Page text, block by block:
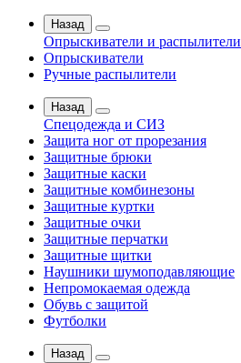
Назад
Опрыскиватели и распылители
Опрыскиватели
Ручные распылители
Назад
Спецодежда и СИЗ
Защита ног от прорезания
Защитные брюки
Защитные каски
Защитные комбинезоны
Защитные куртки
Защитные очки
Защитные перчатки
Защитные щитки
Наушники шумоподавляющие
Непромокаемая одежда
Обувь с защитой
Футболки
Назад